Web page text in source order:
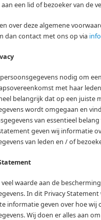
een lid of bezoeker van de
over deze algemene
dan contact met ons op via
nodig om een
met haar
belangrijk dat op een juiste
wordt omgegaan en
van essentieel
geven wij informatie
van leden en / of
veel waarde aan de
In dit Privacy
informatie geven over hoe wij
Wij doen er alles aan